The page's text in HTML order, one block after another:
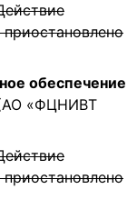
обеспечение
«ФЦНИВТ